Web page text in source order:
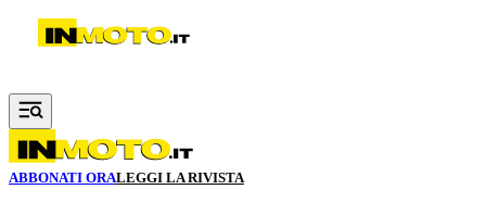
Vai al contenuto principale
ABBONATI ORALEGGI LA RIVISTA